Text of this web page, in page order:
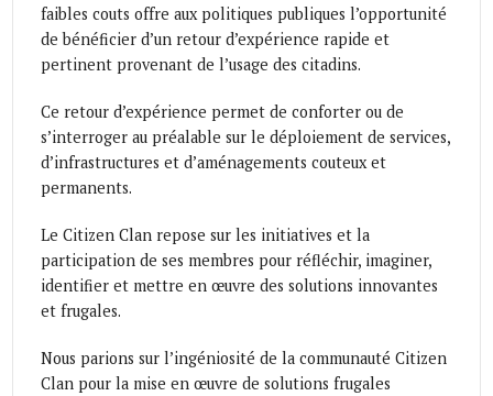
faibles couts offre aux politiques publiques l’opportunité
de bénéficier d’un retour d’expérience rapide et
pertinent provenant de l’usage des citadins.
Ce retour d’expérience permet de conforter ou de
s’interroger au préalable sur le déploiement de services,
d’infrastructures et d’aménagements couteux et
permanents.
Le Citizen Clan repose sur les initiatives et la
participation de ses membres pour réfléchir, imaginer,
identifier et mettre en œuvre des solutions innovantes
et frugales.
Nous parions sur l’ingéniosité de la communauté Citizen
Clan pour la mise en œuvre de solutions frugales